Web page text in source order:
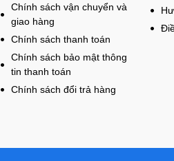
Chính sách vận chuyển và
giao hàng
Chính sách thanh toán
Chính sách bảo mật thông
tin thanh toán
Chính sách đổi trả hàng